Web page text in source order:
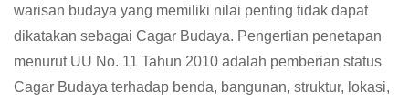
warisan budaya yang memiliki nilai penting tidak dapat
dikatakan sebagai Cagar Budaya. Pengertian penetapan
menurut UU No. 11 Tahun 2010 adalah pemberian status
Cagar Budaya terhadap benda, bangunan, struktur, lokasi,